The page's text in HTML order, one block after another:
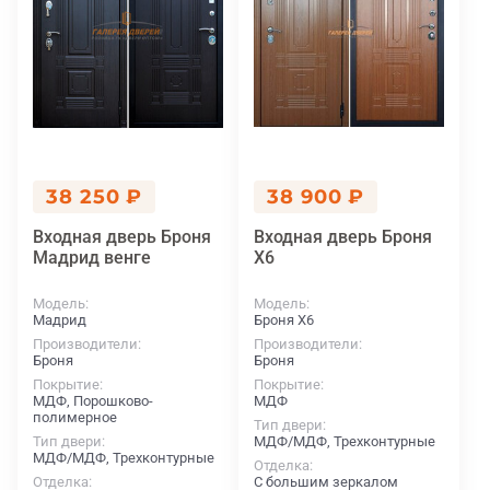
38 250 ₽
Входная дверь Броня
Мадрид венге
Модель
Мадрид
Производители
Броня
Покрытие
МДФ, Порошково-
полимерное
Тип двери
МДФ/МДФ, Трехконтурные
Отделка
38 900 ₽
Входная дверь Броня
X6
Модель
Броня X6
Производители
Броня
Покрытие
МДФ
Тип двери
МДФ/МДФ, Трехконтурные
Отделка
С большим зеркалом